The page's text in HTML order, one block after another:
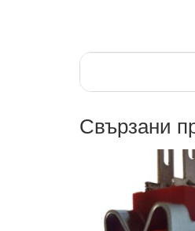
Свързани